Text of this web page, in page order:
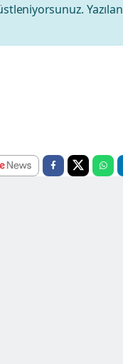
Yazılan